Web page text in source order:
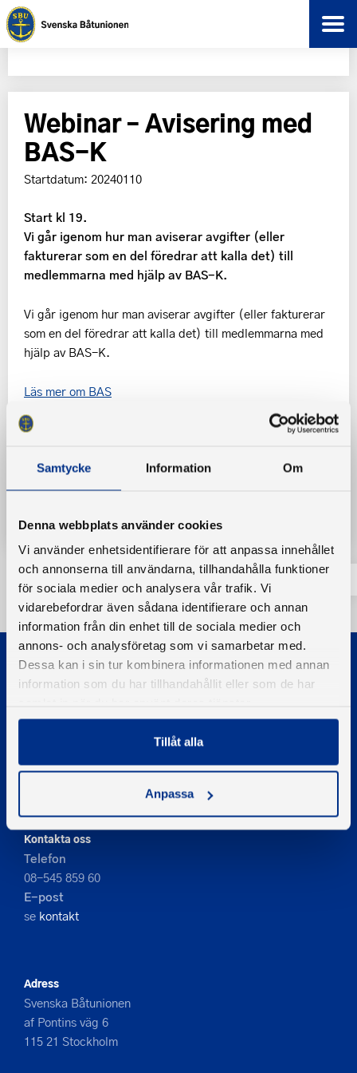
Samtycke Information Om
Denna webbplats använder cookies
Vi använder enhetsidentifierare för att anpassa innehållet
och annonserna till användarna, tillhandahålla funktioner
för sociala medier och analysera vår trafik. Vi
vidarebefordrar även sådana identifierare och annan
information från din enhet till de sociala medier och
annons- och analysföretag som vi samarbetar med.
Dessa kan i sin tur kombinera informationen med annan
information som du har tillhandahållit eller som de har
Tillåt alla
Anpassa
Webinar – Avisering med
BAS-K
Startdatum: 20240110
Start kl 19.
Vi går igenom hur man aviserar avgifter (eller
fakturerar som en del föredrar att kalla det) till
medlemmarna med hjälp av BAS-K.
Vi går igenom hur man aviserar avgifter (eller fakturerar
som en del föredrar att kalla det) till medlemmarna med
hjälp av BAS-K.
Läs mer om BAS
© 2026 - Svenska Båtunionen
Kontakta oss
Telefon
08-545 859 60
E-post
se kontakt
Adress
Svenska Båtunionen
af Pontins väg 6
115 21 Stockholm